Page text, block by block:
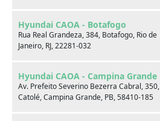
Hyundai CAOA - Botafogo
Rua Real Grandeza, 384, Botafogo, Rio de
Janeiro, RJ, 22281-032
Hyundai CAOA - Campina Grande
Av. Prefeito Severino Bezerra Cabral, 350,
Catolé, Campina Grande, PB, 58410-185
Por:R$178.990,00